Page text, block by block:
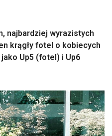
najbardziej wyrazistych
krągły fotel o kobiecych
Up5 (fotel) i Up6